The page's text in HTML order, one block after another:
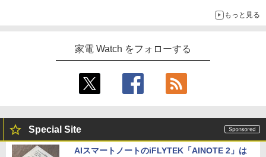
もっと見る
家電 Watch をフォローする
Special Site
AIスマートノートのiFLYTEK「AINOTE 2」は